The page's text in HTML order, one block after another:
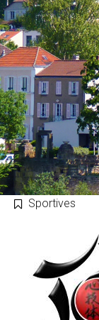
Sportives